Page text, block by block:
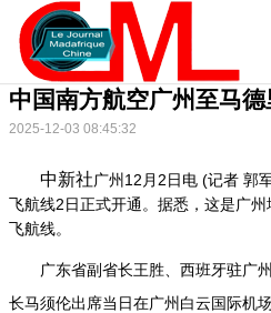
中国南方航空广州至马
2025-12-03 08:45:32
中新社广州12月2日电 (记者 郭
飞航线2日正式开通。据悉，这是广
飞航线。
广东省副省长王胜、西班牙驻广州
长马须伦出席当日在广州白云国际机